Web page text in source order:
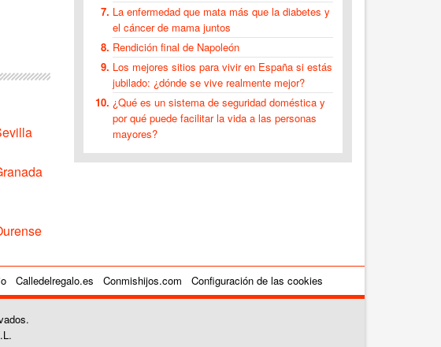
La enfermedad que mata más que la diabetes y
el cáncer de mama juntos
Rendición final de Napoleón
Los mejores sitios para vivir en España si estás
jubilado: ¿dónde se vive realmente mejor?
¿Qué es un sistema de seguridad doméstica y
por qué puede facilitar la vida a las personas
mayores?
Calledelregalo.es Conmishijos.com Configuración de las cookies